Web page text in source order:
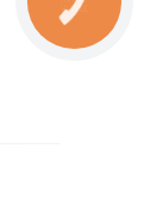
ЗВ'ЯЗКУ